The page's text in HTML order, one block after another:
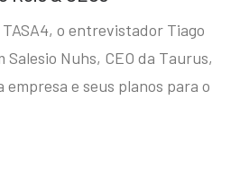
o entrevistador Tiago
Salesio Nuhs, CEO da Taurus,
e seus planos para o